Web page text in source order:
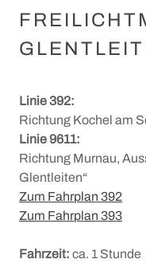
Linie 392:
Richtung Kochel am
Linie 9611:
Richtung Murnau,
Glentleiten“
Zum Fahrplan 392
Zum Fahrplan 393
Fahrzeit: ca. 1 Stunde